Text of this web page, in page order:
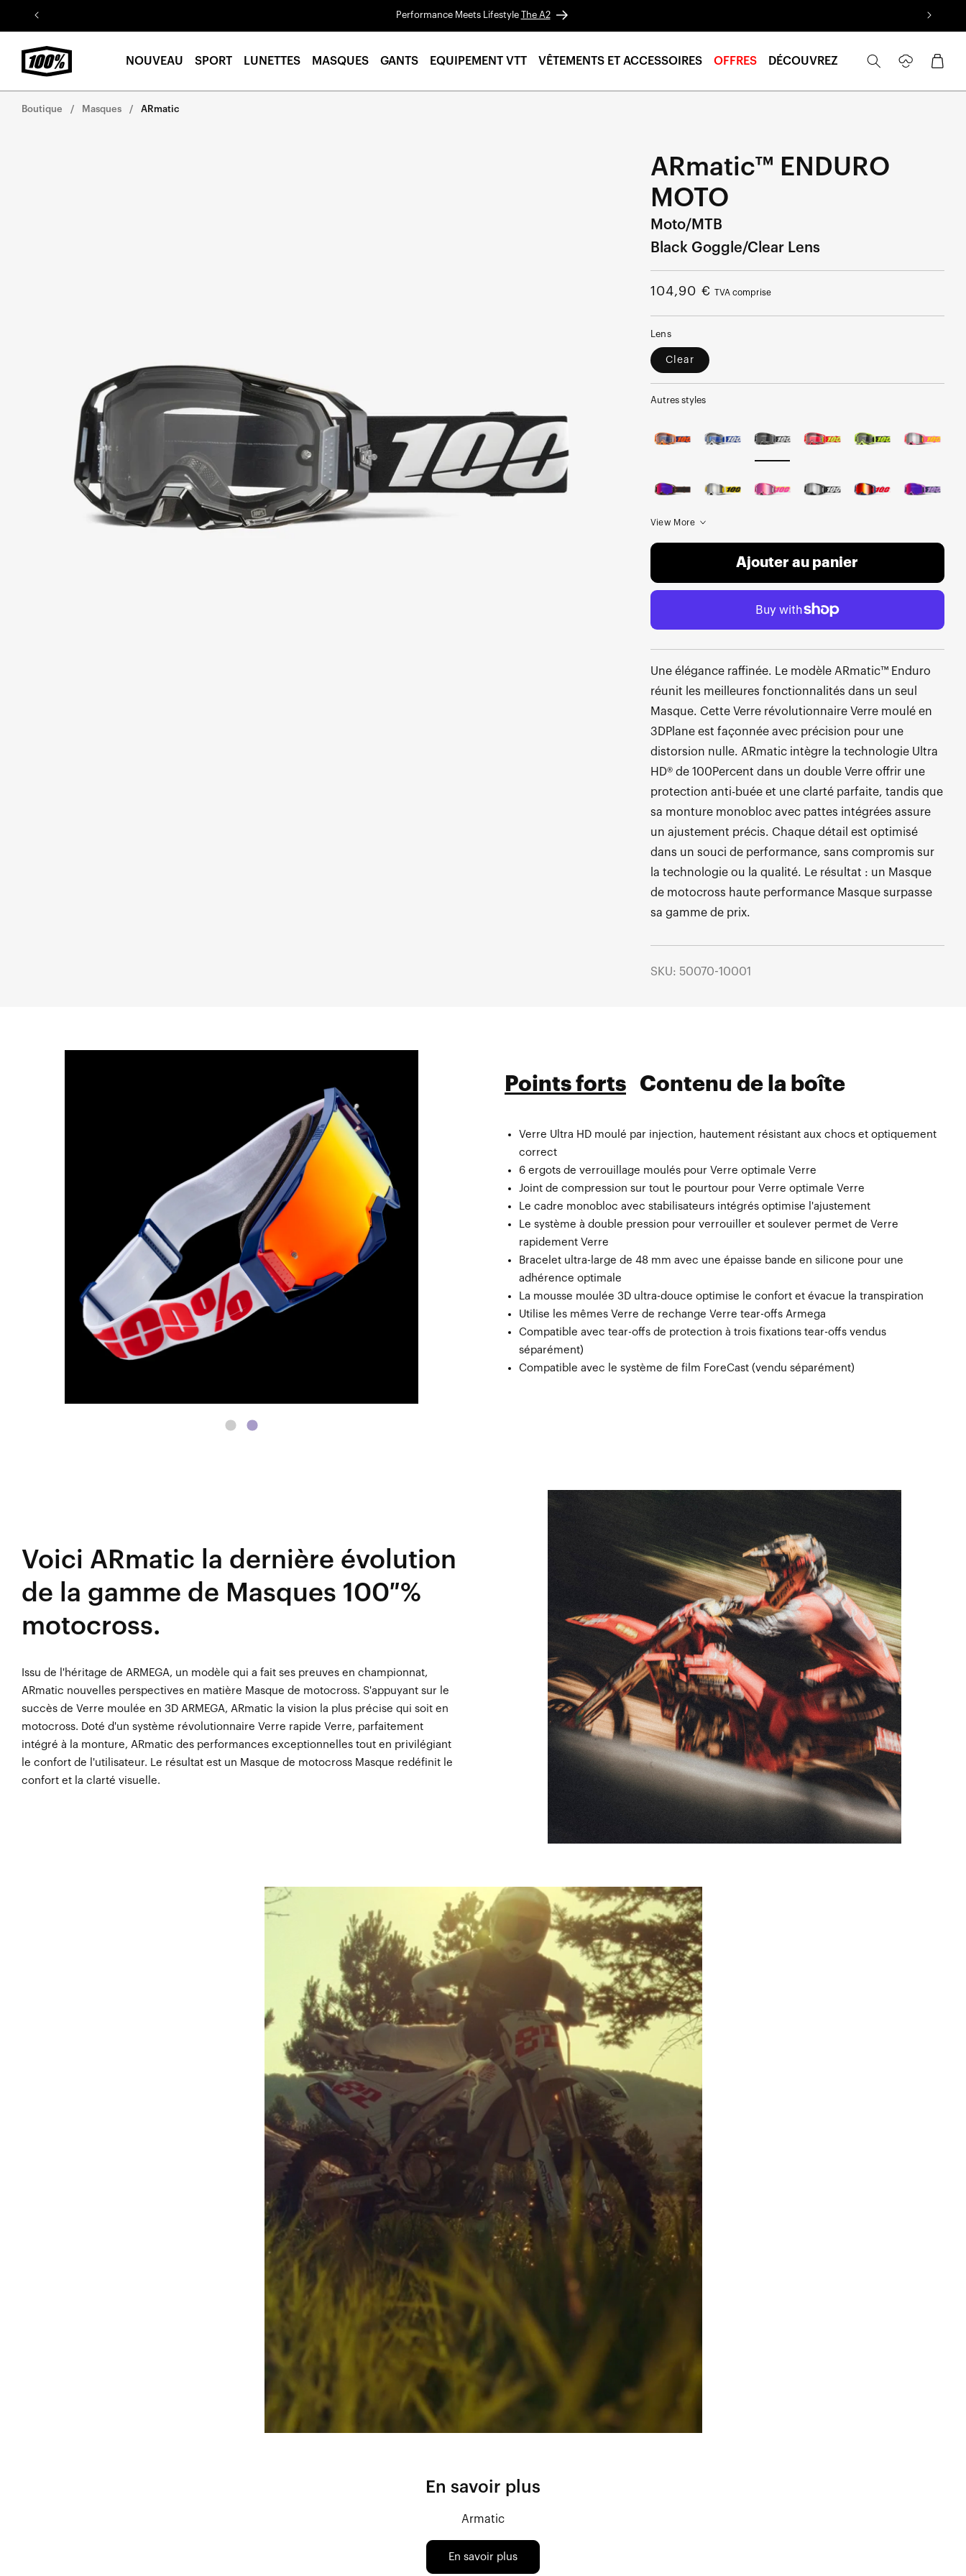
Aller au
contenu
Performance Meets Lifestyle The A2
NOUVEAU SPORT LUNETTES MASQUES GANTS EQUIPEMENT VTT VÊTEMENTS ET ACCESSOIRES OFFRES DÉCOUVREZ
connecter
Panier
Boutique Masques ARmatic
ARmatic™ ENDURO
MOTO
Moto/MTB
Black Goggle/Clear Lens
Prix
104,90 € TVA comprise
Lens
Clear
Autres styles
View More
Ajouter au panier
Une élégance raffinée. Le modèle ARmatic™ Enduro
réunit les meilleures fonctionnalités dans un seul
Masque. Cette Verre révolutionnaire Verre moulé en
3DPlane est façonnée avec précision pour une
distorsion nulle. ARmatic intègre la technologie Ultra
HD® de 100Percent dans un double Verre offrir une
protection anti-buée et une clarté parfaite, tandis que
sa monture monobloc avec pattes intégrées assure
un ajustement précis. Chaque détail est optimisé
dans un souci de performance, sans compromis sur
la technologie ou la qualité. Le résultat : un Masque
de motocross haute performance Masque surpasse
sa gamme de prix.
SKU: 50070-10001
Points forts Contenu de la boîte
Verre Ultra HD moulé par injection, hautement résistant aux chocs et optiquement
correct
6 ergots de verrouillage moulés pour Verre optimale Verre
Joint de compression sur tout le pourtour pour Verre optimale Verre
Le cadre monobloc avec stabilisateurs intégrés optimise l'ajustement
Le système à double pression pour verrouiller et soulever permet de Verre
rapidement Verre
Bracelet ultra-large de 48 mm avec une épaisse bande en silicone pour une
adhérence optimale
La mousse moulée 3D ultra-douce optimise le confort et évacue la transpiration
Utilise les mêmes Verre de rechange Verre tear-offs Armega
Compatible avec tear-offs de protection à trois fixations tear-offs vendus
séparément)
Compatible avec le système de film ForeCast (vendu séparément)
Sac en microfibre fourni pour Masque et le nettoyage Masque
Voici ARmatic la dernière évolution
de la gamme de Masques 100 %
motocross.
Issu de l'héritage de ARMEGA, un modèle qui a fait ses preuves en championnat,
ARmatic nouvelles perspectives en matière Masque de motocross. S'appuyant sur le
succès de Verre moulée en 3D ARMEGA, ARmatic la vision la plus précise qui soit en
motocross. Doté d'un système révolutionnaire Verre rapide Verre, parfaitement
intégré à la monture, ARmatic des performances exceptionnelles tout en privilégiant
le confort de l'utilisateur. Le résultat est un Masque de motocross Masque redéfinit le
confort et la clarté visuelle.
En savoir plus
Armatic
En savoir plus